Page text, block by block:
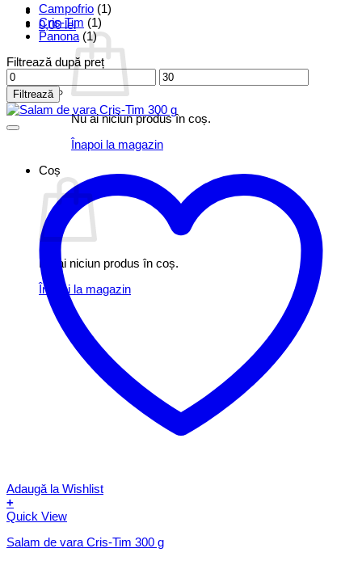
0,00lei
Nu ai niciun produs în coș.
Înapoi la magazin
Coș
Nu ai niciun produs în coș.
Înapoi la magazin
Campofrio (1)
Cris-Tim (1)
Panona (1)
Filtrează după preț
Preț
minim
Preț
maxim
Filtrează
Adaugă la Wishlist
+
Quick View
Salam de vara Cris-Tim 300 g